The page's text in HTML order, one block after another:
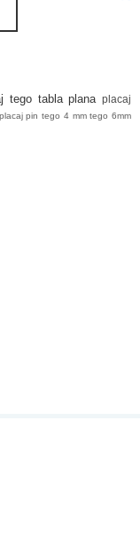
tego tabla plana placaj
placaj pin tego 4 mm tego 6mm